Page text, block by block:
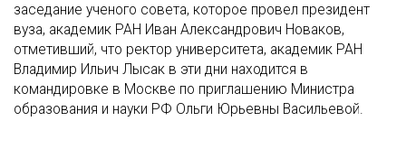
заседание ученого совета, которое провел президент
вуза, академик РАН Иван Александрович Новаков,
отметивший, что ректор университета, академик РАН
Владимир Ильич Лысак в эти дни находится в
командировке в Москве по приглашению Министра
образования и науки РФ Ольги Юрьевны Васильевой.